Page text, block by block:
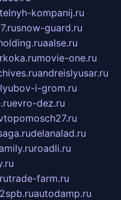
kompanij.ru
snow-guard.ru
aalse.ru
movie-one.ru
andreislyusar.ru
i-grom.ru
evro-dez.ru
delanalad.ru
roadli.ru
trade-farm.ru
autodamp.ru